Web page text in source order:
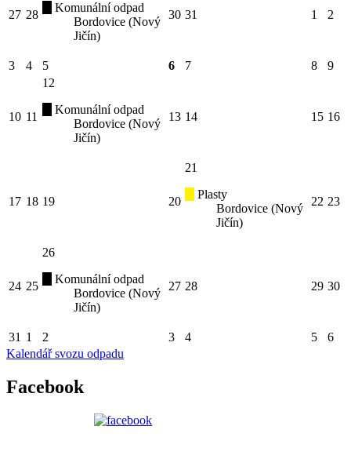
27 28
Komunální odpad
Bordovice (Nový
Jičín)
30 31 1 2
3 4 5 6 7 8 9
10 11
12
Komunální odpad
Bordovice (Nový
Jičín)
13 14 15 16
17 18 19 20
21
Plasty
Bordovice (Nový
Jičín)
22 23
24 25
26
Komunální odpad
Bordovice (Nový
Jičín)
27 28 29 30
31 1 2 3 4 5
6
Kalendář svozu odpadu
Facebook